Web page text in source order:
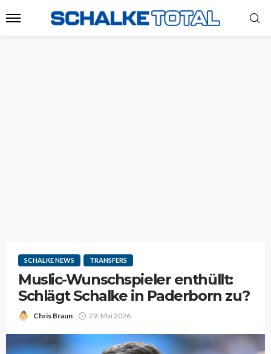
SCHALKE NEWS TRANSFERS
Muslic-Wunschspieler enthüllt:
Schlägt Schalke in Paderborn zu?
Chris Braun 29. Mai 2026